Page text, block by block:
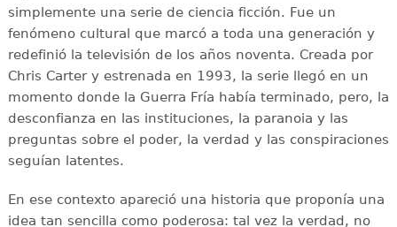
simplemente una serie de ciencia ficción. Fue un
fenómeno cultural que marcó a toda una generación y
redefinió la televisión de los años noventa. Creada por
Chris Carter y estrenada en 1993, la serie llegó en un
momento donde la Guerra Fría había terminado, pero, la
desconfianza en las instituciones, la paranoia y las
preguntas sobre el poder, la verdad y las conspiraciones
seguían latentes.
En ese contexto apareció una historia que proponía una
idea tan sencilla como poderosa: tal vez la verdad, no